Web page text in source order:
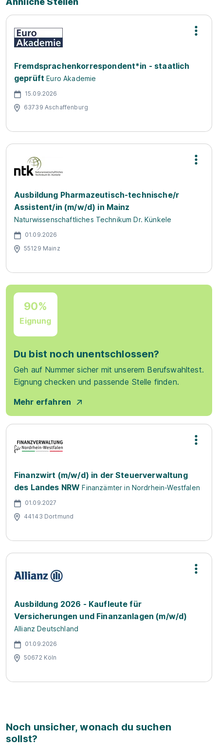
Fremdsprachenkorrespondent*in - staatlich
geprüft Euro Akademie
15.09.2026
63739 Aschaffenburg
Ausbildung Pharmazeutisch-technische/r
Assistent/in (m/w/d) in Mainz
Naturwissenschaftliches Technikum Dr. Künkele
01.09.2026
55129 Mainz
90%
Eignung
Du bist noch unentschlossen?
Geh auf Nummer sicher mit unserem Berufswahltest.
Eignung checken und passende Stelle finden.
Mehr erfahren
Finanzwirt (m/w/d) in der Steuerverwaltung
des Landes NRW Finanzämter in Nordrhein-Westfalen
01.09.2027
44143 Dortmund
Ausbildung 2026 - Kaufleute für
Versicherungen und Finanzanlagen (m/w/d)
Allianz Deutschland
01.09.2026
50672 Köln
Noch unsicher, wonach du suchen
sollst?